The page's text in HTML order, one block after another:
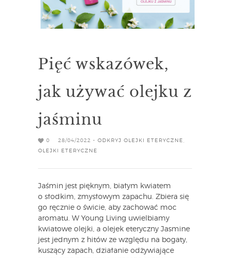
Pięć wskazówek,
jak używać olejku z
jaśminu
0 28/04/2022 - ODKRYJ OLEJKI ETERYCZNE
OLEJKI ETERYCZNE
Jaśmin jest pięknym, białym kwiatem
o słodkim, zmysłowym zapachu. Zbiera się
go ręcznie o świcie, aby zachować moc
aromatu. W Young Living uwielbiamy
kwiatowe olejki, a olejek eteryczny Jasmine
jest jednym z hitów ze względu na bogaty,
kuszący zapach, działanie odżywiające